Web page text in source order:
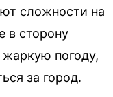
сложности на
в сторону
погоду,
за город.